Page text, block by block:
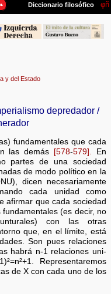
y del Estado
depredador /
fundamentales que cada
las demás
[578-579]. En
partes de una sociedad
de modo político en la
dicen necesariamente
cada unidad como
afirmar que cada sociedad
(es decir, no
con las otras
que, en el límite, está
Son pues relaciones
habrá n-1 relaciones uni-
Representaremos
de X con cada uno de los